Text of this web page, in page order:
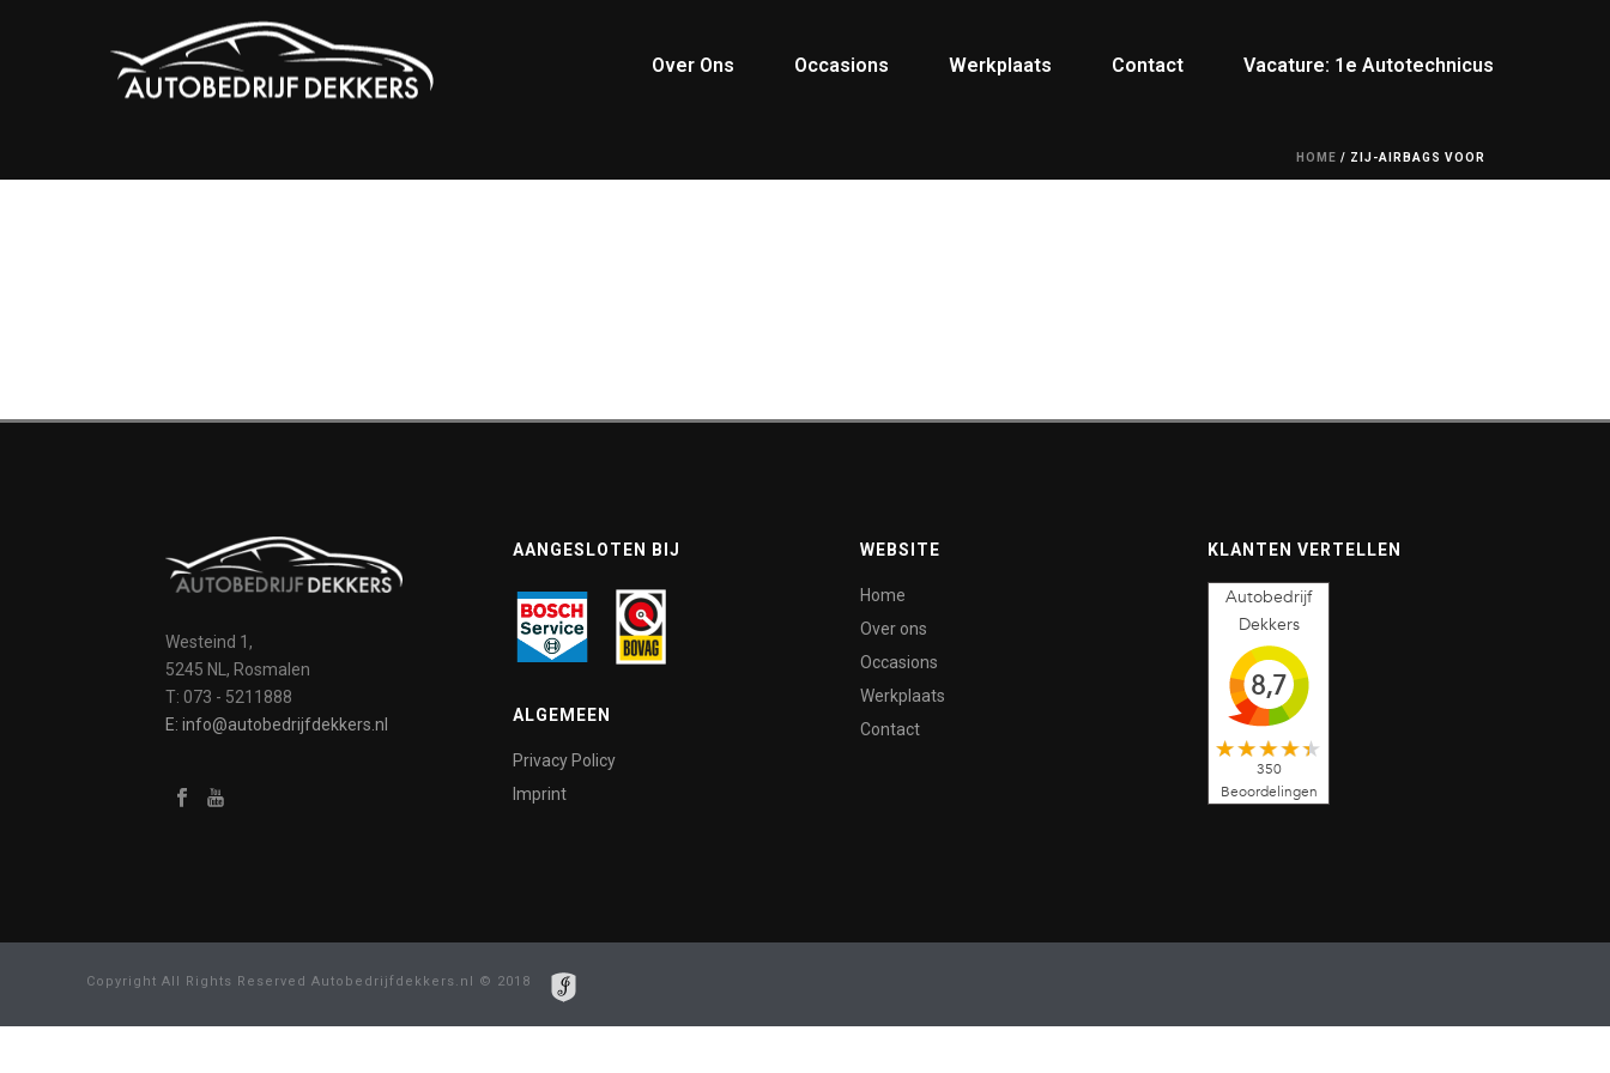
Over Ons Occasions Werkplaats Contact Vacature: 1e Autotechnicus
HOME / ZIJ-AIRBAGS VOOR
Westeind 1,
5245 NL, Rosmalen
T: 073 - 5211888
E: info@autobedrijfdekkers.nl
AANGESLOTEN BIJ
ALGEMEEN
Privacy Policy
Imprint
WEBSITE
Home
Over ons
Occasions
Werkplaats
Contact
KLANTEN VERTELLEN
Autobedrijf
Dekkers
8,7
350
Beoordelingen
Copyright All Rights Reserved Autobedrijfdekkers.nl © 2018